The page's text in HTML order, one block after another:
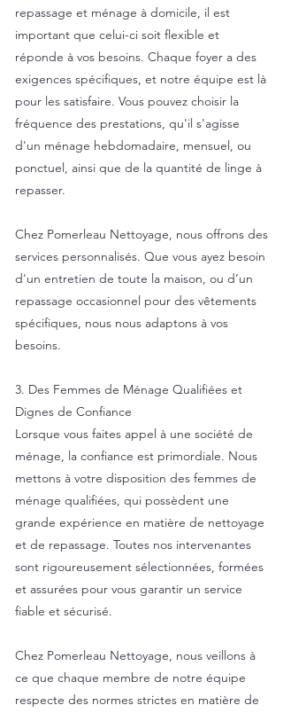
repassage et ménage à domicile, il est
important que celui-ci soit flexible et
réponde à vos besoins. Chaque foyer a des
exigences spécifiques, et notre équipe est là
pour les satisfaire. Vous pouvez choisir la
fréquence des prestations, qu'il s'agisse
d'un ménage hebdomadaire, mensuel, ou
ponctuel, ainsi que de la quantité de linge à
repasser.
Chez Pomerleau Nettoyage, nous offrons des
services personnalisés. Que vous ayez besoin
d'un entretien de toute la maison, ou d’un
repassage occasionnel pour des vêtements
spécifiques, nous nous adaptons à vos
besoins.
3. Des Femmes de Ménage Qualifiées et
Dignes de Confiance
Lorsque vous faites appel à une société de
ménage, la confiance est primordiale. Nous
mettons à votre disposition des femmes de
ménage qualifiées, qui possèdent une
grande expérience en matière de nettoyage
et de repassage. Toutes nos intervenantes
sont rigoureusement sélectionnées, formées
et assurées pour vous garantir un service
fiable et sécurisé.
Chez Pomerleau Nettoyage, nous veillons à
ce que chaque membre de notre équipe
respecte des normes strictes en matière de